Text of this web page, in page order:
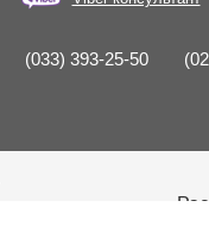
(033) 393-25-50